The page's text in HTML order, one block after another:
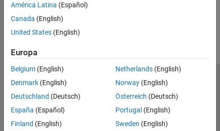
América Latina (Español)
Canada (English)
United States (English)
Europa
Belgium (English)
Denmark (English)
Deutschland (Deutsch)
España (Español)
Finland (English)
Netherlands(English)
Norway(English)
Österreich (Deutsch)
Portugal (English)
Sweden (English)
Centro di fiducia
Informativa sulla privacy
Antipirateria
Stato dell'applicazione
Contatti
© 1994-2026 The MathWorks, Inc.